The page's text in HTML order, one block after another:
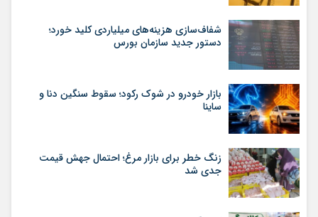
شفاف‌سازی هزینه‌های میلیاردی کلید خورد؛
دستور جدید سازمان بورس
بازار خودرو در شوک رکود؛ سقوط سنگین دنا و
ساینا
زنگ خطر برای بازار مرغ؛ احتمال جهش قیمت
جدی شد